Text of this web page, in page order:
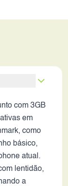
com 3GB
em
como
básico,
atual.
lentidão,
a